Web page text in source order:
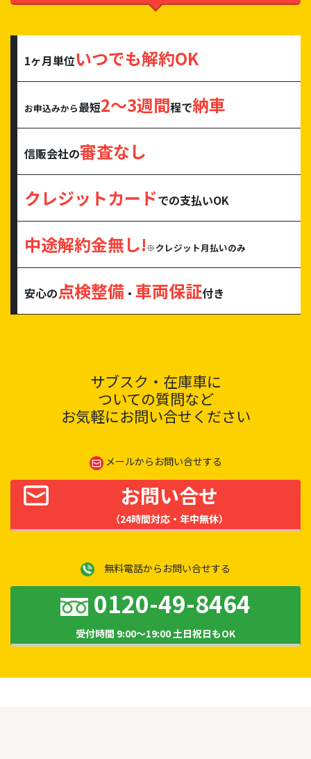
1ヶ月単位いつでも解約OK
お申込みから最短2～3週間程で納車
信販会社の審査なし
クレジットカードでの支払いOK
中途解約金無し!※クレジット月払いのみ
安心の点検整備 ・ 車両保証付き
サブスク・在庫車に
ついての質問など
お気軽にお問い合せください
メールからお問い合せする
お問い合せ
（24時間対応・年中無休）
無料電話からお問い合せする
0120-49-8464
受付時間 9:00～19:00 土日祝日もOK